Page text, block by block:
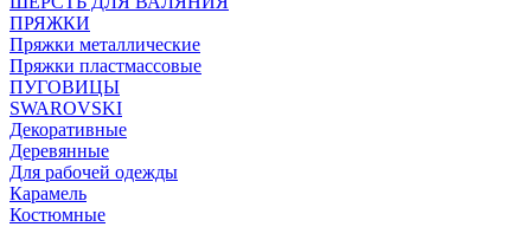
ПРЯЖКИ
Пряжки металлические
Пряжки пластмассовые
ПУГОВИЦЫ
SWAROVSKI
Декоративные
Деревянные
Для рабочей одежды
Карамель
Костюмные